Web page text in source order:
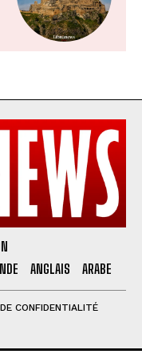
ANGLAIS ARABE
CONFIDENTIALITÉ